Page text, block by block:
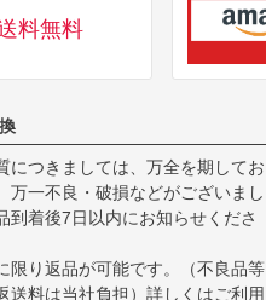
料無料
につきましては、万全を期してお
万一不良・破損などがございまし
到着後7日以内にお知らせくださ
限り返品が可能です。（不良品等
送料は当社負担）詳しくはご利用